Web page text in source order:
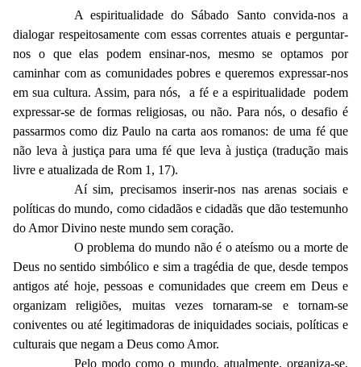
A espiritualidade do Sábado Santo convida-nos a
dialogar respeitosamente com essas correntes atuais e perguntar-
nos o que elas podem ensinar-nos, mesmo se optamos por
caminhar com as comunidades pobres e queremos expressar-nos
em sua cultura. Assim, para nós, a fé e a espiritualidade podem
expressar-se de formas religiosas, ou não. Para nós, o desafio é
passarmos como diz Paulo na carta aos romanos: de uma fé que
não leva à justiça para uma fé que leva à justiça (tradução mais
livre e atualizada de Rom 1, 17).
Aí sim, precisamos inserir-nos nas arenas sociais e
políticas do mundo, como cidadãos e cidadãs que dão testemunho
do Amor Divino neste mundo sem coração.
O problema do mundo não é o ateísmo ou a morte de
Deus no sentido simbólico e sim a tragédia de que, desde tempos
antigos até hoje, pessoas e comunidades que creem em Deus e
organizam religiões, muitas vezes tornaram-se e tornam-se
coniventes ou até legitimadoras de iniquidades sociais, políticas e
culturais que negam a Deus como Amor.
Pelo modo como o mundo, atualmente, organiza-se,